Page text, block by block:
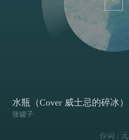
水瓶（Cover 威士忌的碎冰）
张罐子
作词 : 无